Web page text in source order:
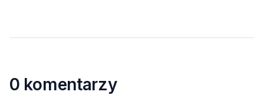
0 komentarzy